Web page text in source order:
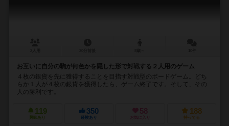
お互いに自分の駒が何色かを隠した形で対戦する２人用のゲーム
４枚の銀貨を先に獲得することを目指す対戦型のボードゲーム。どち
らか１人が４枚の銀貨を獲得したら、ゲーム終了です。そして、その
人の勝利です。
119
興味あり
350
経験あり
58
お気に入り
188
持ってる